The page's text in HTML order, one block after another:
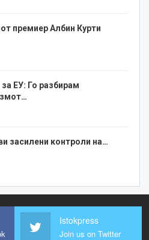
премиер Албин Курти
ЕУ: Го разбирам
засилени контроли на…
Istokpress
Join us on Twitter